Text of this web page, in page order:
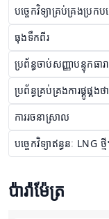
បច្ចេកវិទ្យាគ្រប់គ្រងប្រក
ធុងទឹកពីរ
ប្រព័ន្ធចាប់សញ្ញាបន្ទុកធារ
ប្រព័ន្ធគ្រប់គ្រងការផ្គូផ្គង
ការរចនាស្រាល
បច្ចេកវិទ្យាឥន្ធនៈ LNG ថ្
ប៉ារ៉ាម៉ែត្រ